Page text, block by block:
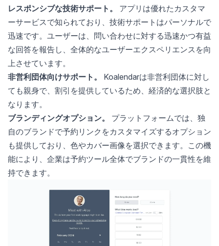
レスポンシブな技術サポート。
アプリは優れたカスタマ
ーサービスで知られており、技術サポートはパーソナルで
迅速です。ユーザーは、問い合わせに対する迅速かつ有益
な回答を報告し、全体的なユーザーエクスペリエンスを向
上させています。
非営利団体向けサポート。
Koalendarは非営利団体に対し
ても親身で、割引を提供しているため、経済的な選択肢と
なります。
ブランディングオプション。
プラットフォームでは、独
自のブランドで予約リンクをカスタマイズするオプション
も提供しており、色やカバー画像を選択できます。この機
能により、企業は予約ツール全体でブランドの一貫性を維
持できます。